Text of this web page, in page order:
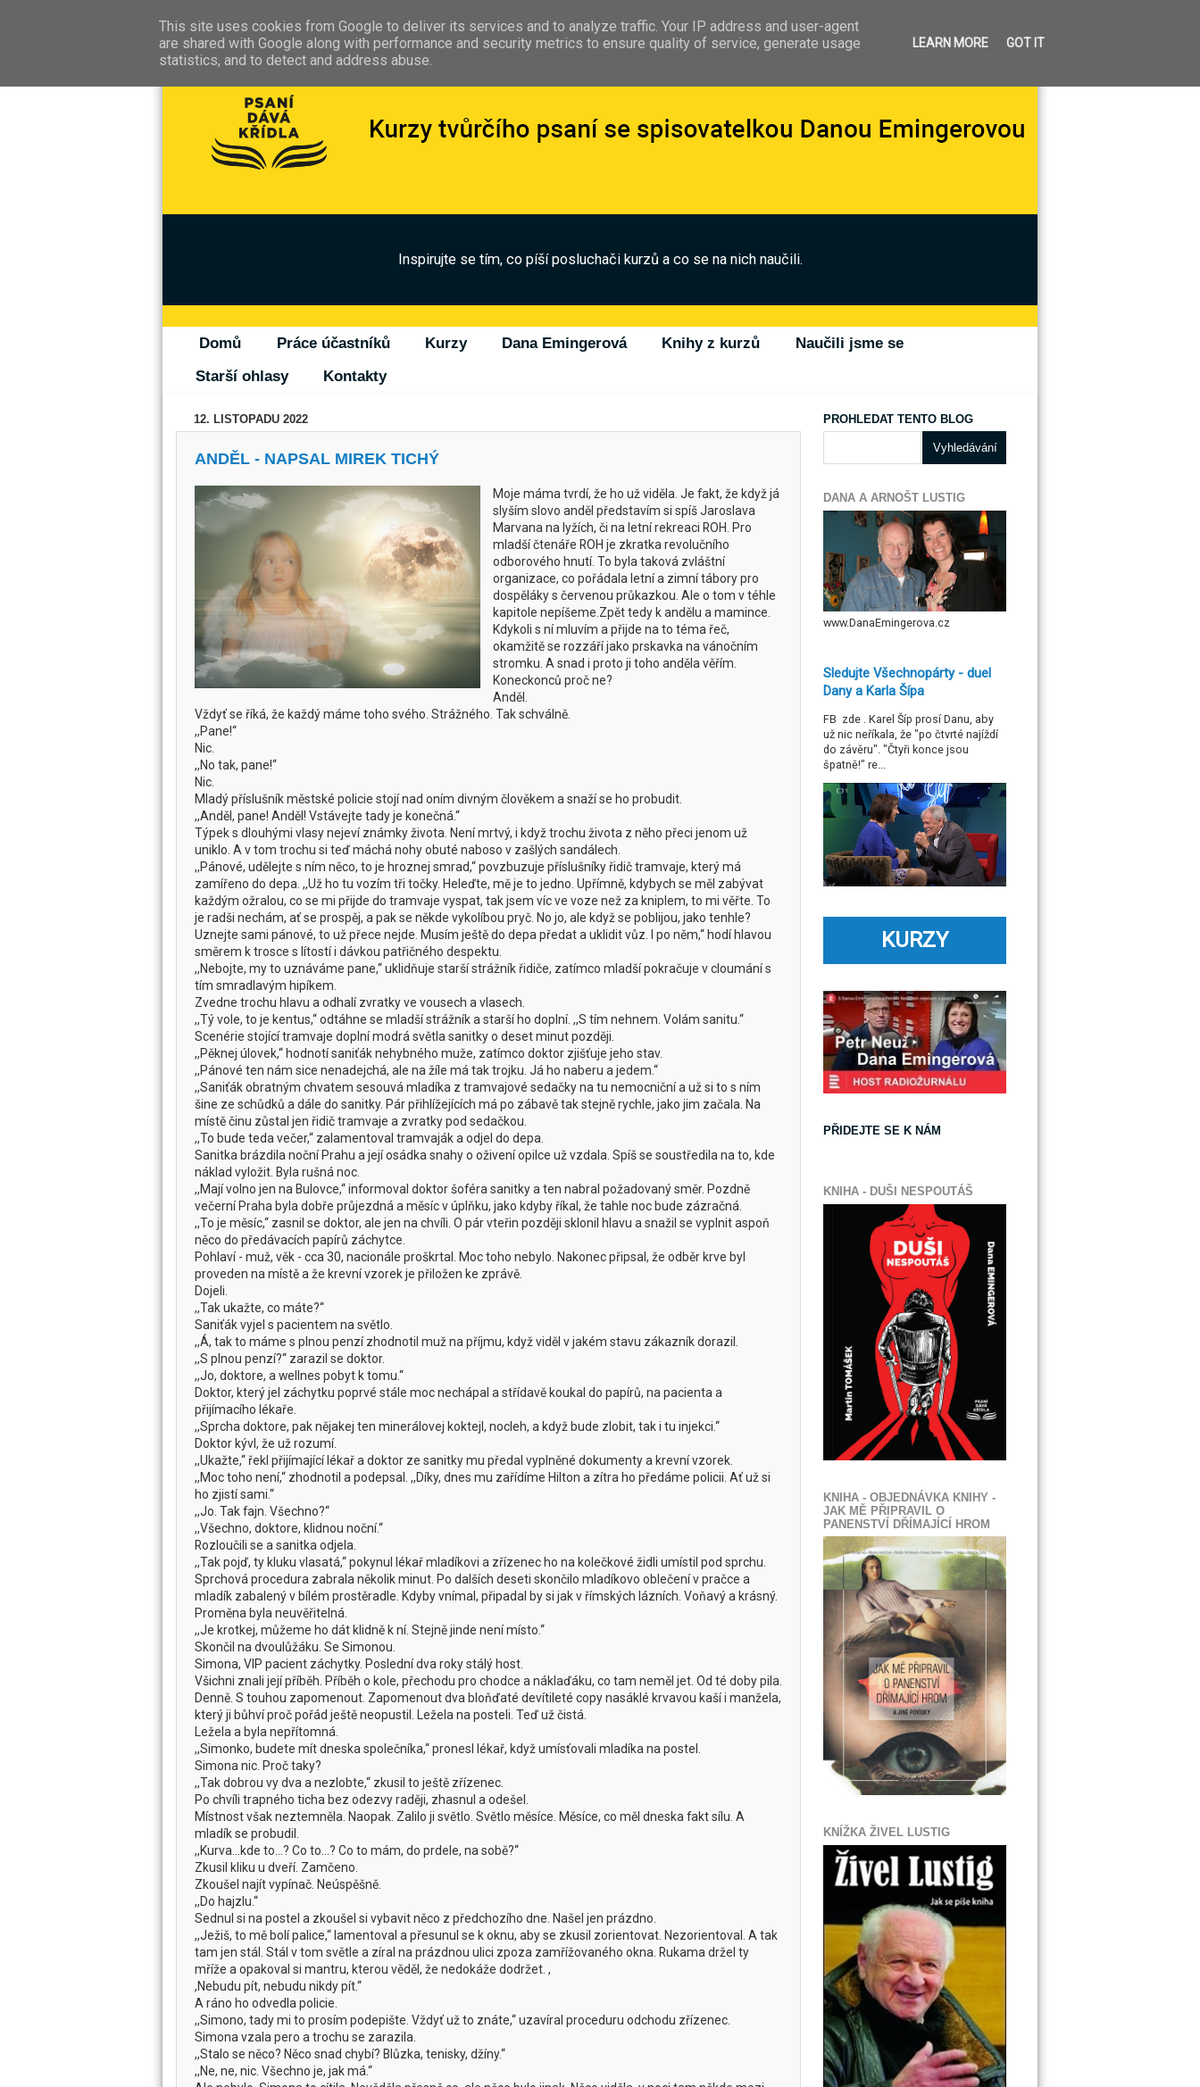
Inspirujte se tím, co píší posluchači kurzů a co se na nich naučili.
Domů Práce účastníků Kurzy Dana Emingerová Knihy z kurzů
Naučili jsme se
Starší ohlasy
Kontakty
12. LISTOPADU 2022
ANDĚL - NAPSAL MIREK TICHÝ
Moje máma tvrdí, že ho už viděla. Je fakt, že když já
slyším slovo anděl představím si spíš Jaroslava
Marvana na lyžích, či na letní rekreaci ROH. Pro
mladší čtenáře ROH je zkratka revolučního
odborového hnutí. To byla taková zvláštní
organizace, co pořádala letní a zimní tábory pro
dospěláky s červenou průkazkou. Ale o tom v téhle
kapitole nepíšeme.Zpět tedy k andělu a mamince.
Kdykoli s ní mluvím a přijde na to téma řeč,
okamžitě se rozzáří jako prskavka na vánočním
stromku. A snad i proto ji toho anděla věřím.
Koneckonců proč ne?
Anděl.
Vždyť se říká, že každý máme toho svého. Strážného. Tak schválně.
,,Pane!‘‘
Nic.
,,No tak, pane!‘‘
Nic.
Mladý příslušník městské policie stojí nad oním divným člověkem a snaží se ho probudit.
,,Anděl, pane! Anděl! Vstávejte tady je konečná.‘‘
Týpek s dlouhými vlasy nejeví známky života. Není mrtvý, i když trochu života z něho přeci jenom už
uniklo. A v tom trochu si teď máchá nohy obuté naboso v zašlých sandálech.
,,Pánové, udělejte s ním něco, to je hroznej smrad,‘‘ povzbuzuje příslušníky řidič tramvaje, který má
zamířeno do depa. ,,Už ho tu vozím tři točky. Heleďte, mě je to jedno. Upřímně, kdybych se měl zabývat
každým ožralou, co se mi přijde do tramvaje vyspat, tak jsem víc ve voze než za kniplem, to mi věřte. To
je radši nechám, ať se prospěj, a pak se někde vykolíbou pryč. No jo, ale když se poblijou, jako tenhle?
Uznejte sami pánové, to už přece nejde. Musím ještě do depa předat a uklidit vůz. I po něm,‘‘ hodí hlavou
směrem k trosce s lítostí i dávkou patřičného despektu.
,,Nebojte, my to uznáváme pane,‘‘ uklidňuje starší strážník řidiče, zatímco mladší pokračuje v cloumání s
tím smradlavým hipíkem.
Zvedne trochu hlavu a odhalí zvratky ve vousech a vlasech.
,,Tý vole, to je kentus,‘‘ odtáhne se mladší strážník a starší ho doplní. ,,S tím nehnem. Volám sanitu.‘‘
Scenérie stojící tramvaje doplní modrá světla sanitky o deset minut později.
,,Pěknej úlovek,‘‘ hodnotí saniťák nehybného muže, zatímco doktor zjišťuje jeho stav.
,,Pánové ten nám sice nenadejchá, ale na žíle má tak trojku. Já ho naberu a jedem.‘‘
,,Saniťák obratným chvatem sesouvá mladíka z tramvajové sedačky na tu nemocniční a už si to s ním
šine ze schůdků a dále do sanitky. Pár přihlížejících má po zábavě tak stejně rychle, jako jim začala. Na
místě činu zůstal jen řidič tramvaje a zvratky pod sedačkou.
,,To bude teda večer,‘‘ zalamentoval tramvaják a odjel do depa.
Sanitka brázdila noční Prahu a její osádka snahy o oživení opilce už vzdala. Spíš se soustředila na to, kde
náklad vyložit. Byla rušná noc.
,,Mají volno jen na Bulovce,‘‘ informoval doktor šoféra sanitky a ten nabral požadovaný směr. Pozdně
večerní Praha byla dobře průjezdná a měsíc v úplňku, jako kdyby říkal, že tahle noc bude zázračná.
,,To je měsíc,‘‘ zasnil se doktor, ale jen na chvíli. O pár vteřin později sklonil hlavu a snažil se vyplnit aspoň
něco do předávacích papírů záchytce.
Pohlaví - muž, věk - cca 30, nacionále proškrtal. Moc toho nebylo. Nakonec připsal, že odběr krve byl
proveden na místě a že krevní vzorek je přiložen ke zprávě.
Dojeli.
,,Tak ukažte, co máte?‘‘
Saniťák vyjel s pacientem na světlo.
,,Á, tak to máme s plnou penzí zhodnotil muž na příjmu, když viděl v jakém stavu zákazník dorazil.
,,S plnou penzí?‘‘ zarazil se doktor.
,,Jo, doktore, a wellnes pobyt k tomu.‘‘
Doktor, který jel záchytku poprvé stále moc nechápal a střídavě koukal do papírů, na pacienta a
přijímacího lékaře.
,,Sprcha doktore, pak nějakej ten minerálovej koktejl, nocleh, a když bude zlobit, tak i tu injekci.‘‘
Doktor kývl, že už rozumí.
,,Ukažte,‘‘ řekl přijímající lékař a doktor ze sanitky mu předal vyplněné dokumenty a krevní vzorek.
,,Moc toho není,‘‘ zhodnotil a podepsal. ,,Díky, dnes mu zařídíme Hilton a zítra ho předáme policii. Ať už si
ho zjistí sami.‘‘
,,Jo. Tak fajn. Všechno?‘‘
,,Všechno, doktore, klidnou noční.‘‘
Rozloučili se a sanitka odjela.
,,Tak pojď, ty kluku vlasatá,‘‘ pokynul lékař mladíkovi a zřízenec ho na kolečkové židli umístil pod sprchu.
Sprchová procedura zabrala několik minut. Po dalších deseti skončilo mladíkovo oblečení v pračce a
mladík zabalený v bílém prostěradle. Kdyby vnímal, připadal by si jak v římských lázních. Voňavý a krásný.
Proměna byla neuvěřitelná.
,,Je krotkej, můžeme ho dát klidně k ní. Stejně jinde není místo.‘‘
Skončil na dvoulůžáku. Se Simonou.
Simona, VIP pacient záchytky. Poslední dva roky stálý host.
Všichni znali její příběh. Příběh o kole, přechodu pro chodce a náklaďáku, co tam neměl jet. Od té doby pila.
Denně. S touhou zapomenout. Zapomenout dva bloňďaté devítileté copy nasáklé krvavou kaší i manžela,
který ji bůhví proč pořád ještě neopustil. Ležela na posteli. Teď už čistá.
Ležela a byla nepřítomná.
,,Simonko, budete mít dneska společníka,‘‘ pronesl lékař, když umísťovali mladíka na postel.
Simona nic. Proč taky?
,,Tak dobrou vy dva a nezlobte,‘‘ zkusil to ještě zřízenec.
Po chvíli trapného ticha bez odezvy raději, zhasnul a odešel.
Místnost však neztemněla. Naopak. Zalilo ji světlo. Světlo měsíce. Měsíce, co měl dneska fakt sílu. A
mladík se probudil.
,,Kurva…kde to...? Co to…? Co to mám, do prdele, na sobě?‘‘
Zkusil kliku u dveří. Zamčeno.
Zkoušel najít vypínač. Neúspěšně.
,,Do hajzlu.‘‘
Sednul si na postel a zkoušel si vybavit něco z předchozího dne. Našel jen prázdno.
,,Ježiš, to mě bolí palice,‘‘ lamentoval a přesunul se k oknu, aby se zkusil zorientovat. Nezorientoval. A tak
tam jen stál. Stál v tom světle a zíral na prázdnou ulici zpoza zamřížovaného okna. Rukama držel ty
mříže a opakoval si mantru, kterou věděl, že nedokáže dodržet. ,
,Nebudu pít, nebudu nikdy pít.‘‘
A ráno ho odvedla policie.
,,Simono, tady mi to prosím podepište. Vždyť už to znáte,‘‘ uzavíral proceduru odchodu zřízenec.
Simona vzala pero a trochu se zarazila.
,,Stalo se něco? Něco snad chybí? Blůzka, tenisky, džíny.‘‘
,,Ne, ne, nic. Všechno je, jak má.‘‘
PROHLEDAT TENTO BLOG
DANA A ARNOŠT LUSTIG
www.DanaEmingerova.cz
Sledujte Všechnopárty - duel
Dany a Karla Šípa
FB zde . Karel Šíp prosí Danu, aby
už nic neříkala, že "po čtvrté najíždí
do závěru". "Čtyři konce jsou
špatně!" re...
KURZY
PŘIDEJTE SE K NÁM
KNIHA - DUŠI NESPOUTÁŠ
KNIHA - OBJEDNÁVKA KNIHY -
JAK MĚ PŘIPRAVIL O
PANENSTVÍ DŘÍMAJÍCÍ HROM
KNÍŽKA ŽIVEL LUSTIG
This site uses cookies from Google to deliver its services and to analyze traffic. Your IP address and user-agent
are shared with Google along with performance and security metrics to ensure quality of service, generate usage
statistics, and to detect and address abuse.
LEARN MORE GOT IT